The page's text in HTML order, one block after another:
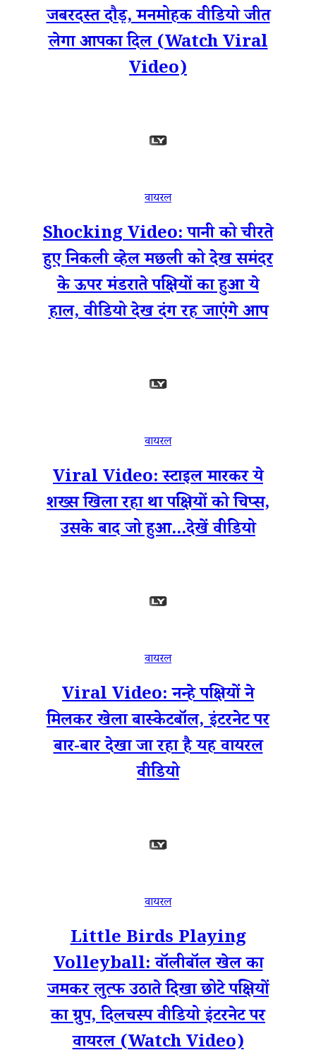
जबरदस्त दौड़, मनमोहक वीडियो जीत
लेगा आपका दिल (Watch Viral
Video)
वायरल
Shocking Video: पानी को चीरते
हुए निकली व्हेल मछली को देख समंदर
के ऊपर मंडराते पक्षियों का हुआ ये
हाल, वीडियो देख दंग रह जाएंगे आप
वायरल
Viral Video: स्टाइल मारकर ये
शख्स खिला रहा था पक्षियों को चिप्स,
उसके बाद जो हुआ...देखें वीडियो
वायरल
Viral Video: नन्हे पक्षियों ने
मिलकर खेला बास्केटबॉल, इंटरनेट पर
बार-बार देखा जा रहा है यह वायरल
वीडियो
वायरल
Little Birds Playing
Volleyball: वॉलीबॉल खेल का
जमकर लुत्फ उठाते दिखा छोटे पक्षियों
का ग्रुप, दिलचस्प वीडियो इंटरनेट पर
वायरल (Watch Video)